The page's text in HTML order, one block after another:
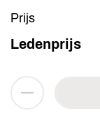
Prijs
Ledenprijs